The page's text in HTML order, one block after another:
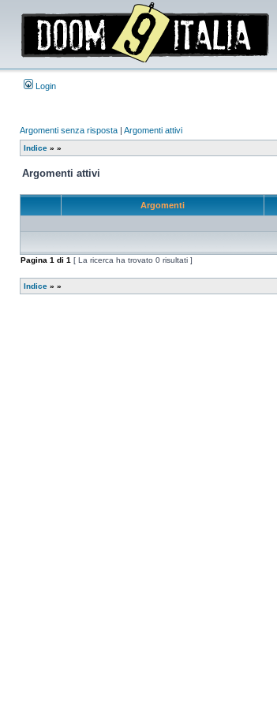
Login
Argomenti senza risposta | Argomenti attivi
Indice » »
Argomenti attivi
Argomenti
Pagina 1 di 1 [ La ricerca ha trovato 0 risultati ]
Indice » »